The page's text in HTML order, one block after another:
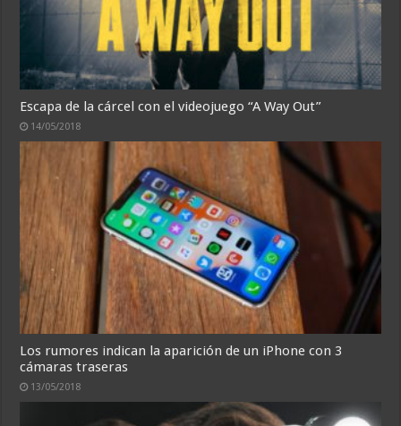
Escapa de la cárcel con el videojuego “A Way Out”
14/05/2018
Los rumores indican la aparición de un iPhone con 3
cámaras traseras
13/05/2018